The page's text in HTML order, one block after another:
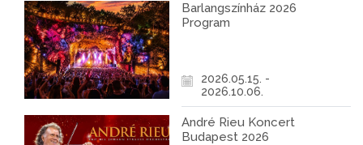
Barlangszínház 2026
Program
2026.05.15. -
2026.10.06.
André Rieu Koncert
Budapest 2026